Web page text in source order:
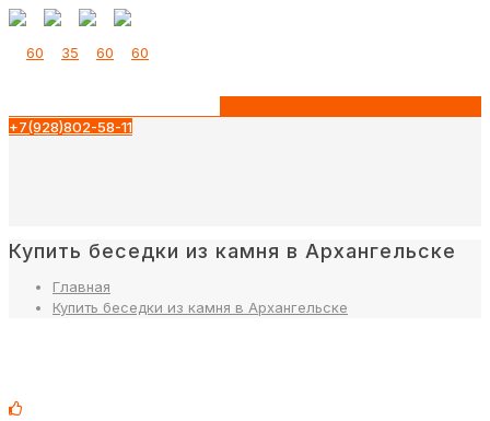
+7(928)802-58-11
Купить беседки из камня в Архангельске
Главная
Купить беседки из камня в Архангельске